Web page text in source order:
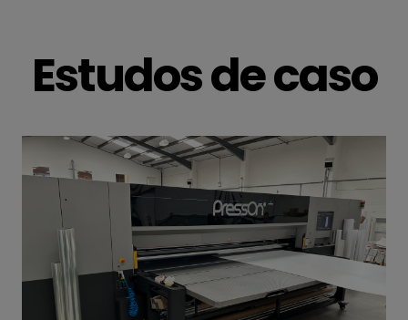
Estudos de caso